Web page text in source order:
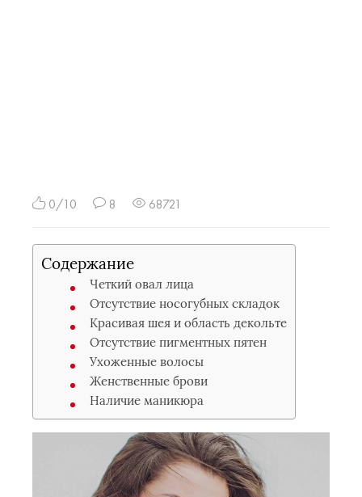
0/10 8 68721
Содержание
Четкий овал лица
Отсутствие носогубных складок
Красивая шея и область декольте
Отсутствие пигментных пятен
Ухоженные волосы
Женственные брови
Наличие маникюра